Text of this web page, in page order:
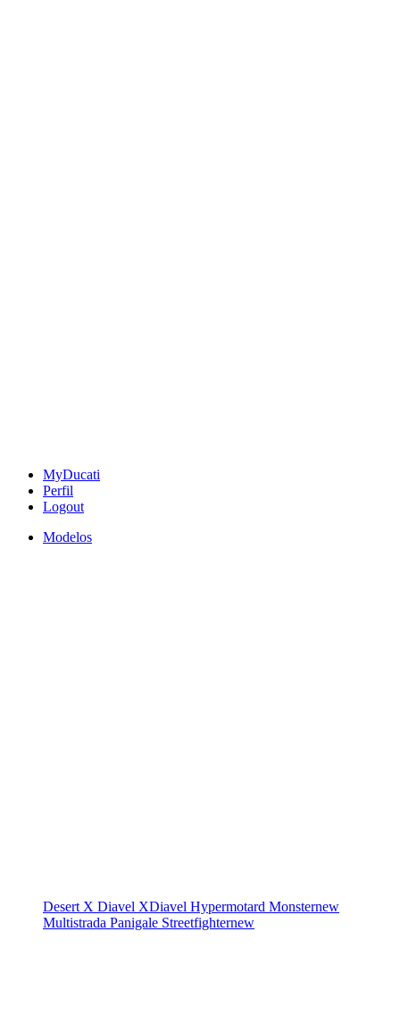
MyDucati
Perfil
Logout
Modelos
Desert X Diavel XDiavel Hypermotard Monsternew
Multistrada Panigale Streetfighternew